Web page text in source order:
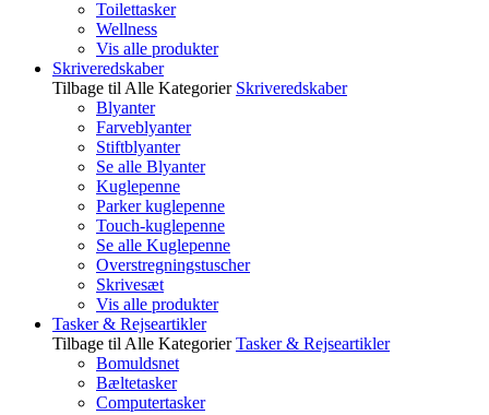
Toilettasker
Wellness
Vis alle produkter
Skriveredskaber
Tilbage til Alle Kategorier Skriveredskaber
Blyanter
Farveblyanter
Stiftblyanter
Se alle Blyanter
Kuglepenne
Parker kuglepenne
Touch-kuglepenne
Se alle Kuglepenne
Overstregningstuscher
Skrivesæt
Vis alle produkter
Tasker & Rejseartikler
Tilbage til Alle Kategorier Tasker & Rejseartikler
Bomuldsnet
Bæltetasker
Computertasker